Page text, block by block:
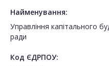
Найменування:
Управління капітального
ради
Код ЄДРПОУ: